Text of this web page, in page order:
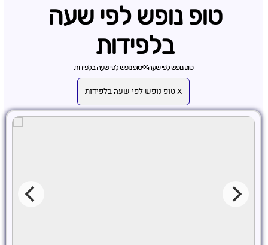
טופ נופש לפי שעה
בלפידות
טופ נופש לפי שעה>>טופ נופש לפי שעה בלפידות
X טופ נופש לפי שעה בלפידות